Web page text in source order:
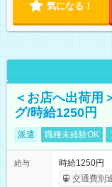
気になる！
＜お店へ出荷用
グ/時給1250円
派遣 職種未経験OK
給与
時給1250円
交通費別